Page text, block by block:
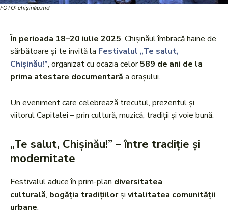
FOTO: chișinău.md
În perioada 18–20 iulie 2025, Chișinăul îmbracă haine de
sărbătoare și te invită la Festivalul „Te salut,
Chișinău!”, organizat cu ocazia celor589 de ani de la
prima atestare documentară a orașului.
Un eveniment care celebrează trecutul, prezentul și
viitorul Capitalei – prin cultură, muzică, tradiții și voie bună.
„Te salut, Chișinău!” – între tradiție și
modernitate
Festivalul aduce în prim-plan diversitatea
culturală, bogăția tradițiilorși vitalitatea comunității
urbane.